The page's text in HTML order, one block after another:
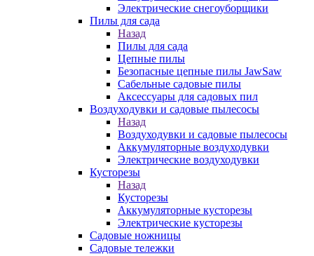
Электрические снегоуборщики
Пилы для сада
Назад
Пилы для сада
Цепные пилы
Безопасные цепные пилы JawSaw
Сабельные садовые пилы
Аксессуары для садовых пил
Воздуходувки и садовые пылесосы
Назад
Воздуходувки и садовые пылесосы
Аккумуляторные воздуходувки
Электрические воздуходувки
Кусторезы
Назад
Кусторезы
Аккумуляторные кусторезы
Электрические кусторезы
Садовые ножницы
Садовые тележки